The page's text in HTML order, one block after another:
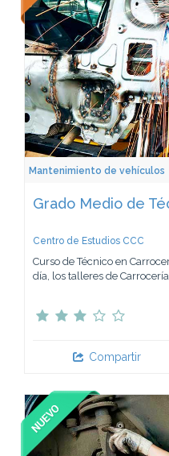
Mantenimiento de vehículos
Grado Medio de
Centro de Estudios CCC
Curso de Técnico en
día, los talleres de
Compartir